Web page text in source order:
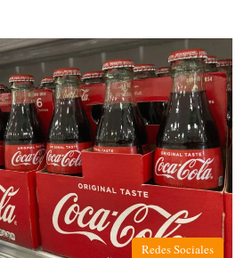
Redes Sociales